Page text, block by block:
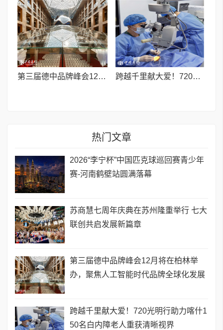
第三届德中品牌峰会12月将在柏林举办，聚焦人工智能时代品牌全球化发展 跨越千里献大爱！720光明行助力喀什150名白内障老人重获清晰视界
热门文章
2026“李宁杯”中国匹克球巡回赛青少年
赛-河南鹤壁站圆满落幕
苏商慧七周年庆典在苏州隆重举行 七大
联创共启发展新篇章
第三届德中品牌峰会12月将在柏林举
办，聚焦人工智能时代品牌全球化发展
跨越千里献大爱！720光明行助力喀什1
50名白内障老人重获清晰视界